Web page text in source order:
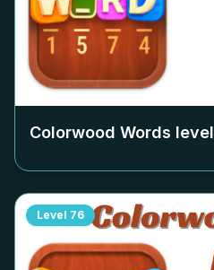
Colorwood Words level
Level 76